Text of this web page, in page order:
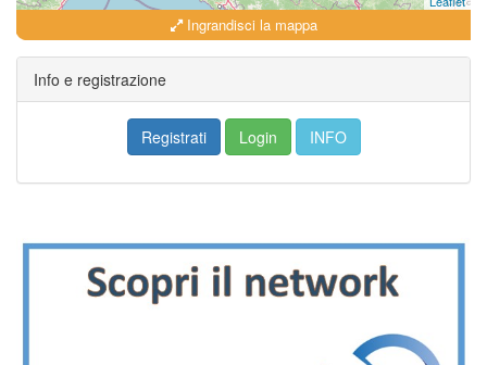
Ingrandisci la mappa
Info e registrazione
Registrati Login INFO